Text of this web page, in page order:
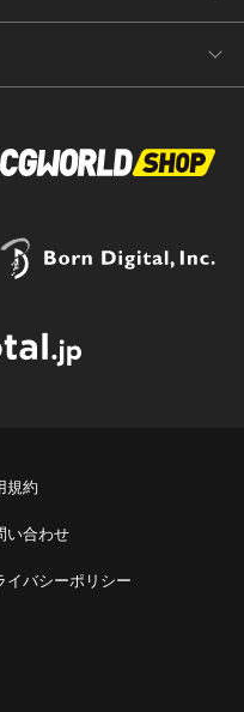
規約
い合わせ
イバシーポリシー